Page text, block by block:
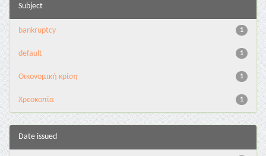
Subject
1
bankruptcy
1
default
1
Οικονομική κρίση
1
Χρεοκοπία
Date issued